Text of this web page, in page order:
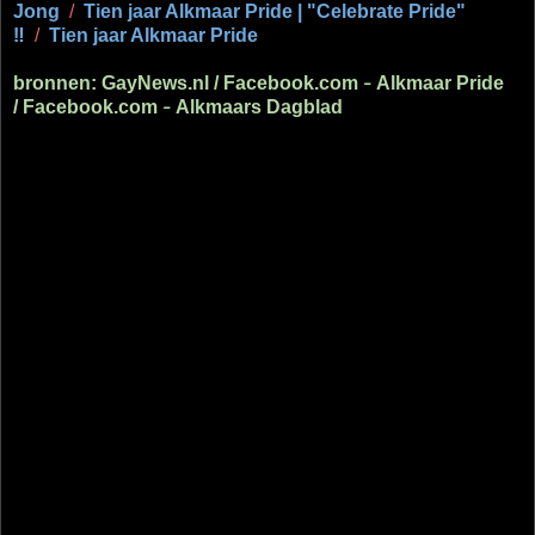
Jong / Tien jaar Alkmaar Pride | "Celebrate Pride"
‼ / Tien jaar Alkmaar Pride
bronnen: GayNews.nl / Facebook.com – Alkmaar Pride
/ Facebook.com – Alkmaars Dagblad